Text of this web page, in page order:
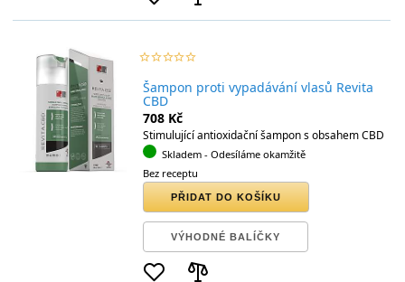
star_borderstar_borderstar_borderstar_borderstar_border
starstarstarstarstar
Šampon proti vypadávání vlasů Revita
CBD
708 Kč
Stimulující antioxidační šampon s obsahem CBD
Skladem - Odesíláme okamžitě
Bez receptu
PŘIDAT DO KOŠÍKU
VÝHODNÉ BALÍČKY